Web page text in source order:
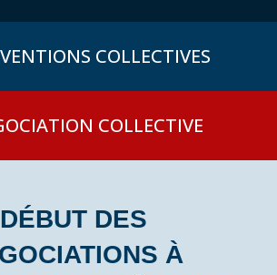
COLLECTIVES
COLLECTIVE
DÉBUT DES
À